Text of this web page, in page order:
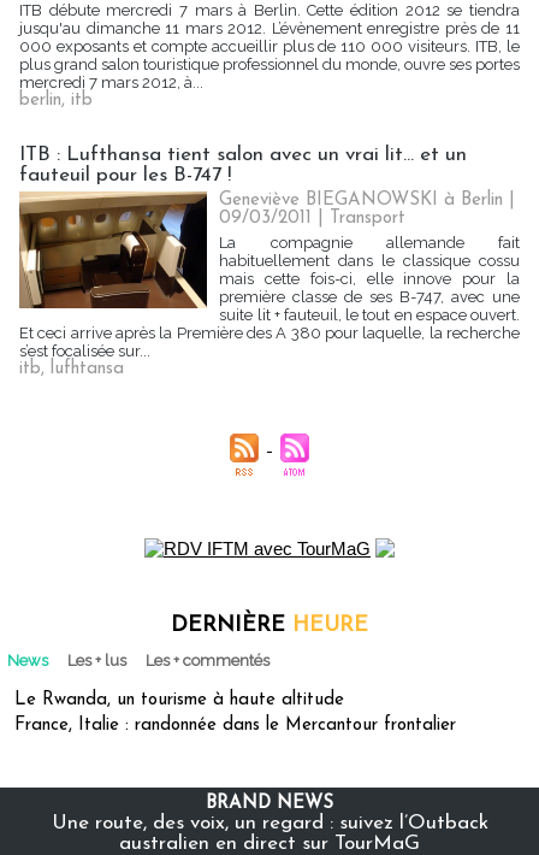
ITB débute mercredi 7 mars à Berlin. Cette édition 2012 se tiendra
jusqu'au dimanche 11 mars 2012. L’évènement enregistre près de 11
000 exposants et compte accueillir plus de 110 000 visiteurs. ITB, le
plus grand salon touristique professionnel du monde, ouvre ses portes
mercredi 7 mars 2012, à...
berlin, itb
ITB : Lufthansa tient salon avec un vrai lit... et un
fauteuil pour les B-747 !
Geneviève BIEGANOWSKI à Berlin |
09/03/2011
Transport
La compagnie allemande fait
habituellement dans le classique cossu
mais cette fois-ci, elle innove pour la
première classe de ses B-747, avec une
suite lit + fauteuil, le tout en espace ouvert.
Et ceci arrive après la Première des A 380 pour laquelle, la recherche
s’est focalisée sur...
itb, lufhtansa
DERNIÈRE HEURE
News Les + lus Les + commentés
Le Rwanda, un tourisme à haute altitude
France, Italie : randonnée dans le Mercantour frontalier
BRAND NEWS
Une route, des voix, un regard : suivez l’Outback
australien en direct sur TourMaG